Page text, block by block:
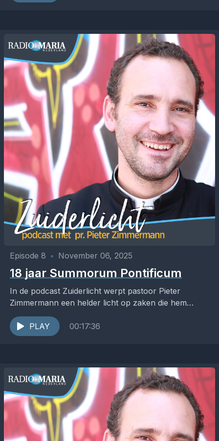
Episode 8 • November 06, 2025
18 jaar Summorum Pontificum
In de podcast Zuiderlicht werpt pastoor Pieter
Zimmermann een helder licht op zaken die hem
raken in de Kerk, het pastoraat en de samenleving....
PLAY
00:17:36